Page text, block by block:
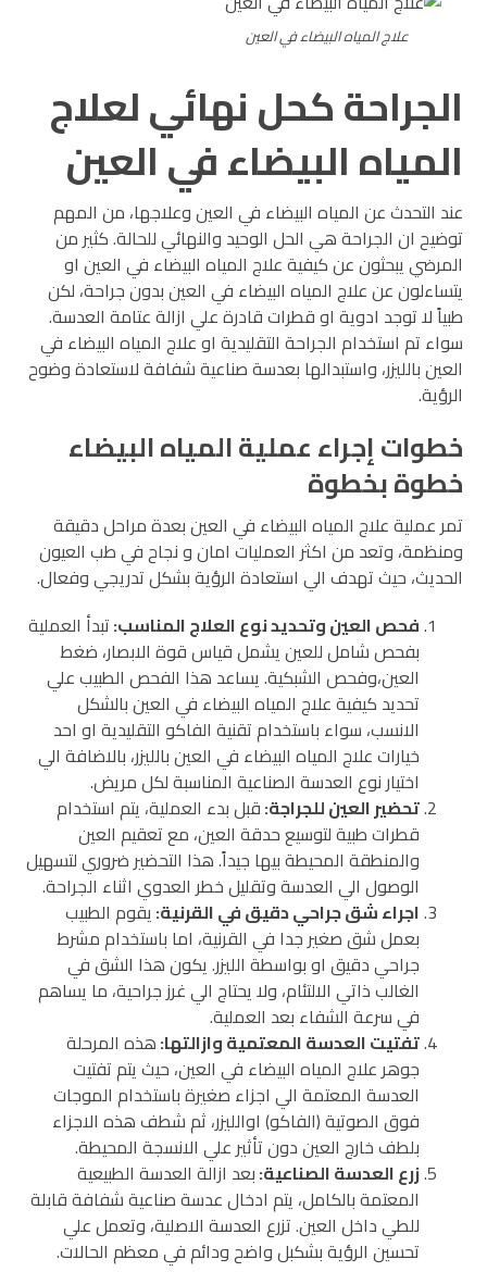
علاج المياه البيضاء في العين
الجراحة كحل نهائي لعلاج
المياه البيضاء في العين
عند التحدث عن المياه البيضاء في العين وعلاجها، من المهم
توضيح ان الجراحة هي الحل الوحيد والنهائي للحالة. كثير من
المرضي يبحثون عن كيفية علاج المياه البيضاء في العين او
يتساءلون عن علاج المياه البيضاء في العين بدون جراحة، لكن
طبياً لا توجد ادوية او قطرات قادرة علي ازالة عتامة العدسة.
سواء تم استخدام الجراحة التقليدية او علاج المياه البيضاء في
العين بالليزر، واستبدالها بعدسة صناعية شفافة لاستعادة وضوح
الرؤية.
خطوات إجراء عملية المياه البيضاء
خطوة بخطوة
تمر عملية علاج المياه البيضاء في العين بعدة مراحل دقيقة
ومنظمة، وتعد من اكثر العمليات امان و نجاح في طب العيون
الحديث، حيث تهدف الي استعادة الرؤية بشكل تدريجي وفعال.
فحص العين وتحديد نوع العلاج المناسب:تبدأ العملية
بفحص شامل للعين يشمل قياس قوة الابصار، ضغط
العين،وفحص الشبكية. يساعد هذا الفحص الطبيب علي
تحديد كيفية علاج المياه البيضاء في العين بالشكل
الانسب، سواء باستخدام تقنية الفاكو التقليدية او احد
خيارات علاج المياه البيضاء في العين بالليزر، بالاضافة الي
اختيار نوع العدسة الصناعية المناسبة لكل مريض.
تحضير العين للجراجة:قبل بدء العملية، يتم استخدام
قطرات طبية لتوسيع حدقة العين، مع تعقيم العين
والمنطقة المحيطة بيها جيداً. هذا التحضير ضروري لتسهيل
الوصول الي العدسة وتقليل خطر العدوي اثناء الجراحة.
اجراء شق جراحي دقيق في القرنية: يقوم الطبيب
بعمل شق صغير جدا في القرنية، اما باستخدام مشرط
جراحي دقيق او بواسطة الليزر. يكون هذا الشق في
الغالب ذاتي الالتئام، ولا يحتاج الي غرز جراحية، ما يساهم
في سرعة الشفاء بعد العملية.
تفتيت العدسة المعتمية وازالتها:هذه المرحلة
جوهر علاج المياه البيضاء في العين، حيث يتم تفتيت
العدسة المعتمة الي اجزاء صغيرة باستخدام الموجات
فوق الصوتية (الفاكو) اوالليزر، ثم شطف هذه الاجزاء
بلطف خارج العين دون تأثير علي الانسجة المحيطة.
زرع العدسة الصناعية:بعد ازالة العدسة الطبيعية
المعتمة بالكامل، يتم ادخال عدسة صناعية شفافة قابلة
للطي داخل العين. تزرع العدسة الاصلية، وتعمل علي
تحسين الرؤية بشكبل واضح ودائم في معظم الحالات.